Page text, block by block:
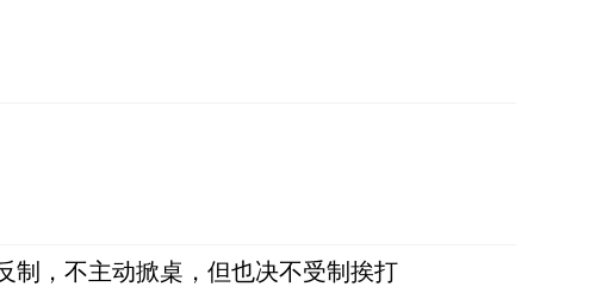
制，不主动掀桌，但也决不受制挨打